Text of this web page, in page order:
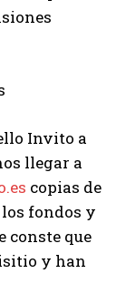
Invito a
llegar a
copias de
fondos y
conste que
y han